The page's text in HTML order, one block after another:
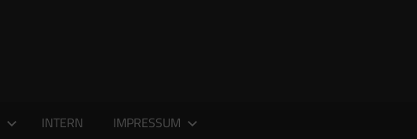
INTERN IMPRESSUM